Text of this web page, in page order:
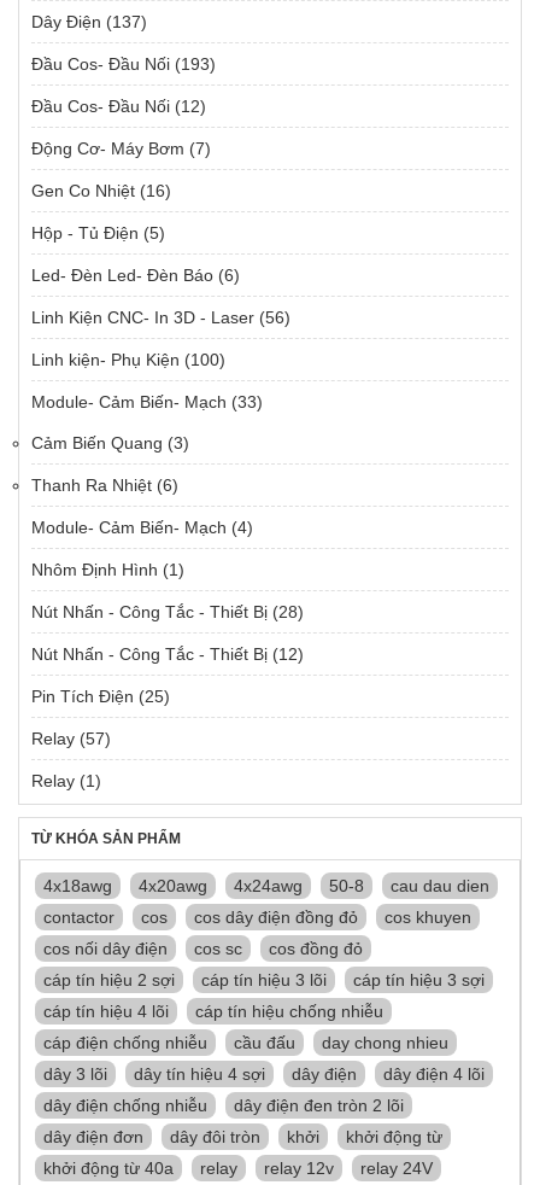
Dây Điện (137)
Đầu Cos- Đầu Nối (193)
Đầu Cos- Đầu Nối (12)
Động Cơ- Máy Bơm (7)
Gen Co Nhiệt (16)
Hộp - Tủ Điện (5)
Led- Đèn Led- Đèn Báo (6)
Linh Kiện CNC- In 3D - Laser (56)
Linh kiện- Phụ Kiện (100)
Module- Cảm Biến- Mạch (33)
Cảm Biến Quang (3)
Thanh Ra Nhiệt (6)
Module- Cảm Biến- Mạch (4)
Nhôm Định Hình (1)
Nút Nhấn - Công Tắc - Thiết Bị (28)
Nút Nhấn - Công Tắc - Thiết Bị (12)
Pin Tích Điện (25)
Relay (57)
Relay (1)
TỪ KHÓA SẢN PHẨM
4x18awg 4x20awg 4x24awg 50-8
cau dau dien
contactor
cos cos dây điện đồng đỏ
cos khuyen
cos nối dây điện
cos sc
cos đồng đỏ
cáp tín hiệu 2 sợi
cáp tín hiệu 3 lõi
cáp tín hiệu 3 sợi
cáp tín hiệu 4 lõi
cáp tín hiệu chống nhiễu
cáp điện chống nhiễu
cầu đấu
day chong nhieu
dây 3 lõi
dây tín hiệu 4 sợi dây điện
dây điện 4 lõi
dây điện chống nhiễu
dây điện đen tròn 2 lõi
dây điện đơn
dây đôi tròn khởi
khởi động từ
khởi động từ 40a
relay relay 12v
relay 24V